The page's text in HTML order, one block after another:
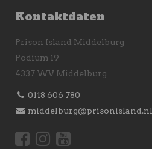
Kontaktdaten
Prison Island Middelburg
Podium 19
4337 WV Middelburg
0118 606 780
middelburg@prisonisland.nl